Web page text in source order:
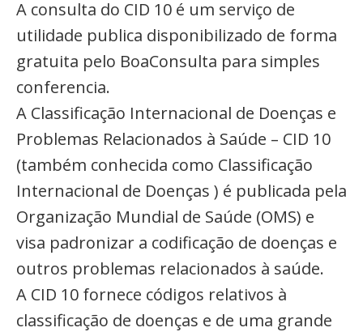
A consulta do CID 10 é um serviço de
utilidade publica disponibilizado de forma
gratuita pelo BoaConsulta para simples
conferencia.
A Classificação Internacional de Doenças e
Problemas Relacionados à Saúde – CID 10
(também conhecida como Classificação
Internacional de Doenças ) é publicada pela
Organização Mundial de Saúde (OMS) e
visa padronizar a codificação de doenças e
outros problemas relacionados à saúde.
A CID 10 fornece códigos relativos à
classificação de doenças e de uma grande